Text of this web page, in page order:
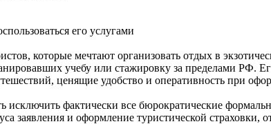
его услугами
которые мечтают организовать отдых в
учебу или стажировку за пределами РФ.
ценящие удобство и оперативность при
фактически все бюрократические
заявления и оформление туристической